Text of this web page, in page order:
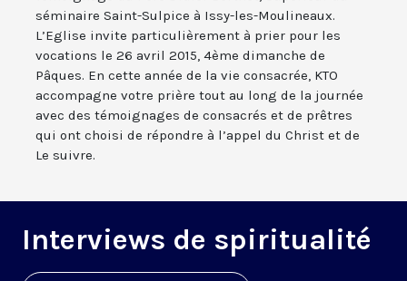
séminaire Saint-Sulpice à Issy-les-Moulineaux.
L’Eglise invite particulièrement à prier pour les
vocations le 26 avril 2015, 4ème dimanche de
Pâques. En cette année de la vie consacrée, KTO
accompagne votre prière tout au long de la journée
avec des témoignages de consacrés et de prêtres
qui ont choisi de répondre à l’appel du Christ et de
Le suivre.
Interviews de spiritualité